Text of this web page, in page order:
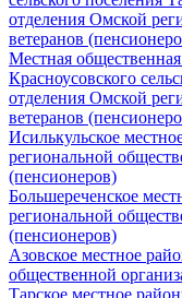
отделения Омской
ветеранов
Местная
Красноусовского
отделения Омской
ветеранов
Исилькульское
региональной
(пенсионеров)
Большереченское
региональной
(пенсионеров)
Азовское местное
общественной
Тарское местное